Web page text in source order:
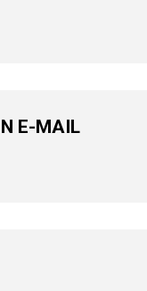
E-MAIL